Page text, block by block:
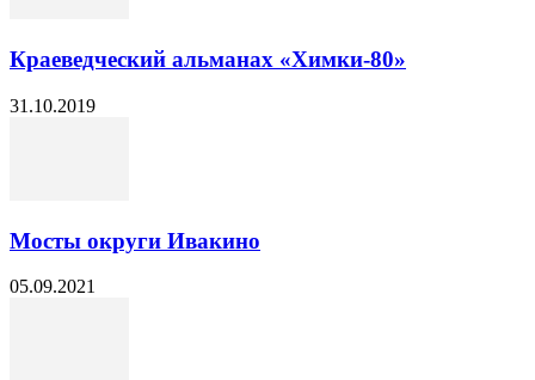
Краеведческий альманах «Химки-80»
31.10.2019
Мосты округи Ивакино
05.09.2021